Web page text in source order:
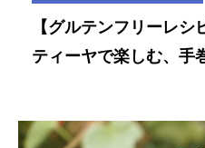
【グルテンフリーレ
ティーヤで楽しむ、手